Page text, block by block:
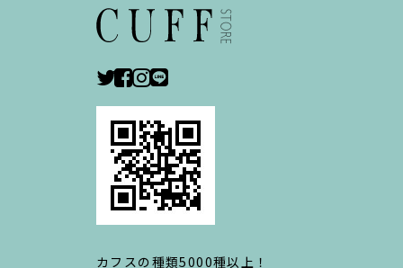
カフスの種類5000種以上！